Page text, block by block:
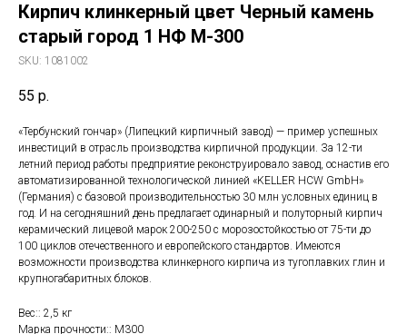
Кирпич клинкерный цвет Черный камень
старый город 1 НФ М-300
SKU: 1081002
55 р.
«Тербунский гончар» (Липецкий кирпичный завод) — пример успешных
инвестиций в отрасль производства кирпичной продукции. За 12-ти
летний период работы предприятие реконструировало завод, оснастив его
автоматизированной технологической линией «KELLER HCW GmbH»
(Германия) с базовой производительностью 30 млн условных единиц в
год. И на сегодняшний день предлагает одинарный и полуторный кирпич
керамический лицевой марок 200-250 с морозостойкостью от 75-ти до
100 циклов отечественного и европейского стандартов. Имеются
возможности производства клинкерного кирпича из тугоплавких глин и
крупногабаритных блоков.
Вес:: 2,5 кг
Марка прочности:: М300